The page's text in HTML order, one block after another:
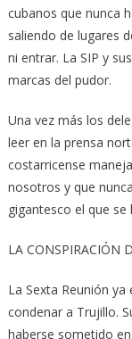
cubanos que nunca
saliendo de lugares
ni entrar. La SIP y
marcas del pudor.
Una vez más los
leer en la prensa
costarricense
nosotros y que
gigantesco el que se
LA CONSPIRACIÓN
La Sexta Reunión
condenar a Trujillo.
haberse sometido